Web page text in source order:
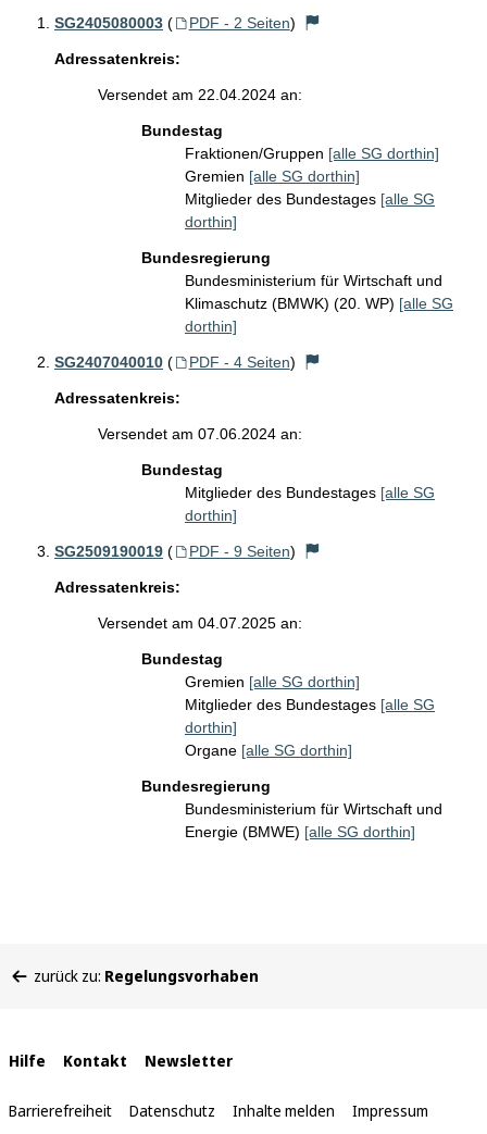
SG2405080003 ( PDF - 2 Seiten)
Adressatenkreis:
Versendet am 22.04.2024 an:
Bundestag
Fraktionen/Gruppen [alle SG dorthin]
Gremien [alle SG dorthin]
Mitglieder des Bundestages [alle SG
dorthin]
Bundesregierung
Bundesministerium für Wirtschaft und
Klimaschutz (BMWK) (20. WP) [alle SG
dorthin]
SG2407040010 ( PDF - 4 Seiten)
Adressatenkreis:
Versendet am 07.06.2024 an:
Bundestag
Mitglieder des Bundestages [alle SG
dorthin]
SG2509190019 ( PDF - 9 Seiten)
Adressatenkreis:
Versendet am 04.07.2025 an:
Bundestag
Gremien [alle SG dorthin]
Mitglieder des Bundestages [alle SG
dorthin]
Organe [alle SG dorthin]
Bundesregierung
Bundesministerium für Wirtschaft und
Energie (BMWE) [alle SG dorthin]
befinden
zurück zu: Regelungsvorhaben
Interne
Links
Hilfe Kontakt Newsletter
Barrierefreiheit Datenschutz Inhalte melden Impressum